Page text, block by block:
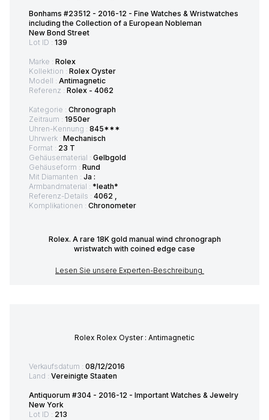
Bonhams #23512 - 2016-12 - Fine Watches & Wristwatches
including the Collection of a European Nobleman
New Bond Street
Lot ID : 139
Marke : Rolex
Kollektion : Rolex Oyster
Modell : Antimagnetic
Referenz : Rolex - 4062
Kategorie : Chronograph
Zeitraum : 1950er
Uhren-Kennung : 845***
Uhrwerk : Mechanisch
Format : 23 T
Gehäusematerial : Gelbgold
Gehäuseform : Rund
Mit Diamanten : Ja :
Armbandmaterial : *leath*
Referenz-Details : 4062 ,
Komplikationen : Chronometer
Rolex. A rare 18K gold manual wind chronograph
wristwatch with coined edge case
Lesen Sie unsere Experten-Beschreibung
Rolex Rolex Oyster : Antimagnetic
Verkaufsdatum : 08/12/2016
Land : Vereinigte Staaten
Antiquorum #304 - 2016-12 - Important Watches & Jewelry
New York
Lot ID : 213